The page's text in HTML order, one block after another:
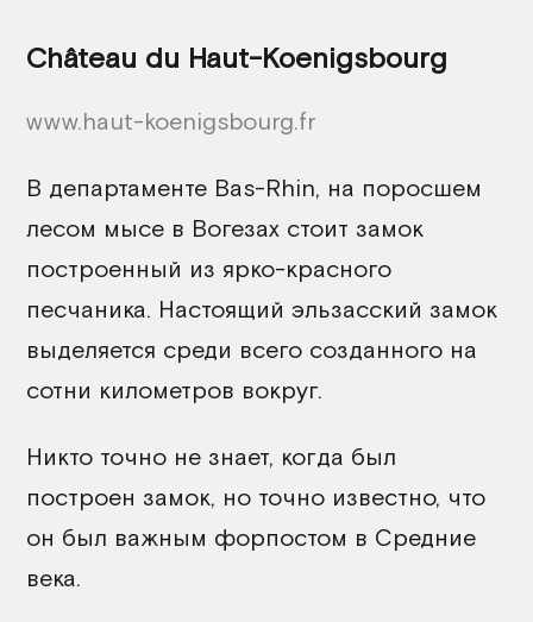
Château du Haut-Koenigsbourg
www.haut-koenigsbourg.fr
В департаменте Bas-Rhin, на поросшем
лесом мысе в Вогезах стоит замок
построенный из ярко-красного
песчаника. Настоящий эльзасский замок
выделяется среди всего созданного на
сотни километров вокруг.
Никто точно не знает, когда был
построен замок, но точно известно, что
он был важным форпостом в Средние
века.